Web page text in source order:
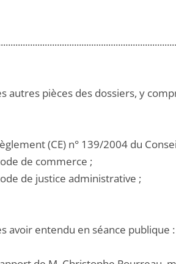
autres pièces des dossiers, y
(CE) n° 139/2004 du
de commerce ;
de justice administrative ;
avoir entendu en séance publique :